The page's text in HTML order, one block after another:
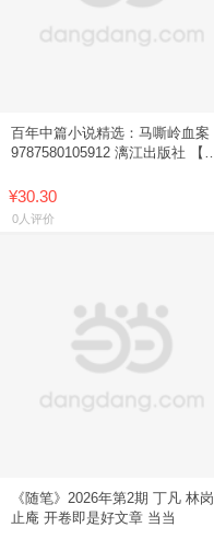
百年中篇小说精选：马嘶岭血案
9787580105912 漓江出版社 【新
¥30.30
0人评价
《随笔》2026年第2期 丁凡 林岗
止庵 开卷即是好文章 当当